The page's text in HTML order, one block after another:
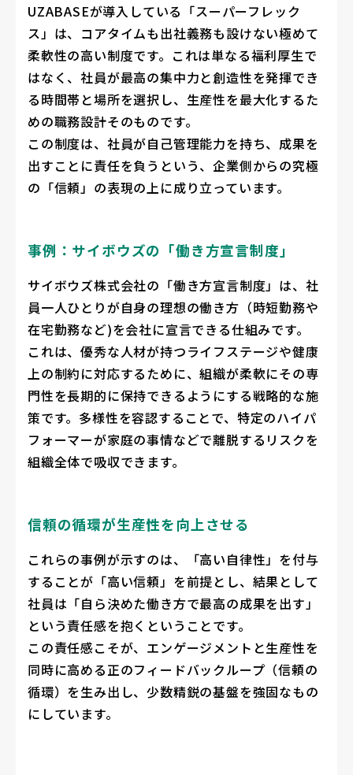
UZABASEが導入している「スーパーフレック
ス」は、コアタイムも出社義務も設けない極めて
柔軟性の高い制度です。これは単なる福利厚生で
はなく、社員が最高の集中力と創造性を発揮でき
る時間帯と場所を選択し、生産性を最大化するた
めの職務設計そのものです。
この制度は、社員が自己管理能力を持ち、成果を
出すことに責任を負うという、企業側からの究極
の「信頼」の表現の上に成り立っています。
事例：サイボウズの「働き方宣言制度」
サイボウズ株式会社の「働き方宣言制度」は、社
員一人ひとりが自身の理想の働き方（時短勤務や
在宅勤務など)を会社に宣言できる仕組みです。
これは、優秀な人材が持つライフステージや健康
上の制約に対応するために、組織が柔軟にその専
門性を長期的に保持できるようにする戦略的な施
策です。多様性を容認することで、特定のハイパ
フォーマーが家庭の事情などで離脱するリスクを
組織全体で吸収できます。
信頼の循環が生産性を向上させる
これらの事例が示すのは、「高い自律性」を付与
することが「高い信頼」を前提とし、結果として
社員は「自ら決めた働き方で最高の成果を出す」
という責任感を抱くということです。
この責任感こそが、エンゲージメントと生産性を
同時に高める正のフィードバックループ（信頼の
循環）を生み出し、少数精鋭の基盤を強固なもの
にしています。